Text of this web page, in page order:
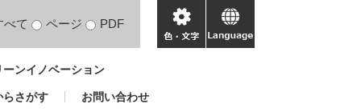
べて ページ PDF
色・
文
language
ンイノベーション
らさがす お問い合わせ